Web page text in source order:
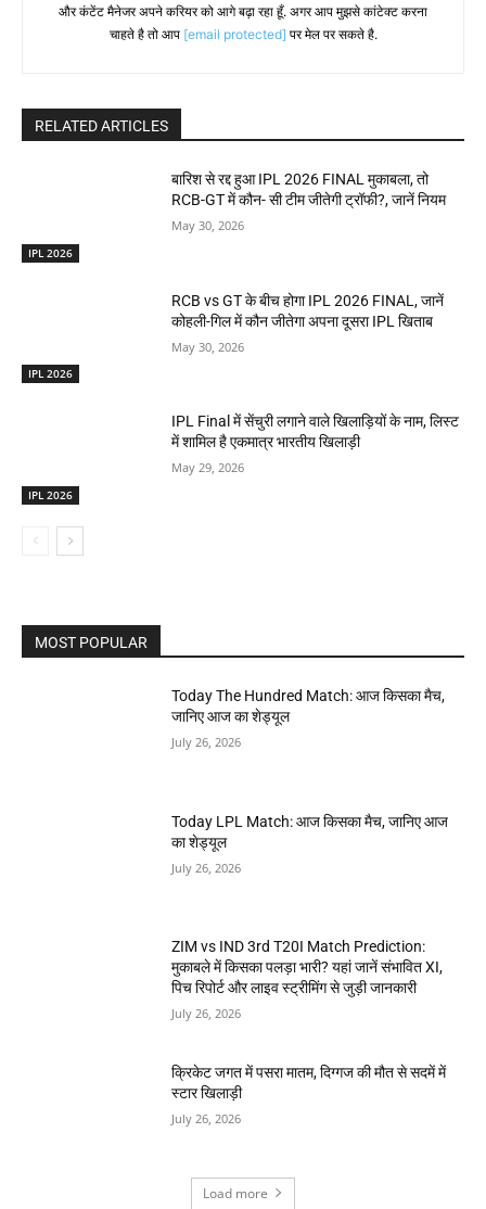
और कंटेंट मैनेजर अपने करियर को आगे बढ़ा रहा हूँ. अगर आप मुझसे कांटेक्ट करना
चाहते है तो आप [email protected] पर मेल पर सकते है.
RELATED ARTICLES
IPL 2026
बारिश से रद्द हुआ IPL 2026 FINAL मुकाबला, तो
RCB-GT में कौन- सी टीम जीतेगी ट्रॉफी?, जानें नियम
May 30, 2026
IPL 2026
RCB vs GT के बीच होगा IPL 2026 FINAL, जानें
कोहली-गिल में कौन जीतेगा अपना दूसरा IPL खिताब
May 30, 2026
IPL 2026
IPL Final में सेंचुरी लगाने वाले खिलाड़ियों के नाम, लिस्ट
में शामिल है एकमात्र भारतीय खिलाड़ी
May 29, 2026
MOST POPULAR
Today The Hundred Match: आज किसका मैच,
जानिए आज का शेड्यूल
July 26, 2026
Today LPL Match: आज किसका मैच, जानिए आज
का शेड्यूल
July 26, 2026
ZIM vs IND 3rd T20I Match Prediction:
मुकाबले में किसका पलड़ा भारी? यहां जानें संभावित XI,
पिच रिपोर्ट और लाइव स्ट्रीमिंग से जुड़ी जानकारी
July 26, 2026
क्रिकेट जगत में पसरा मातम, दिग्गज की मौत से सदमें में
स्टार खिलाड़ी
July 26, 2026
Load more